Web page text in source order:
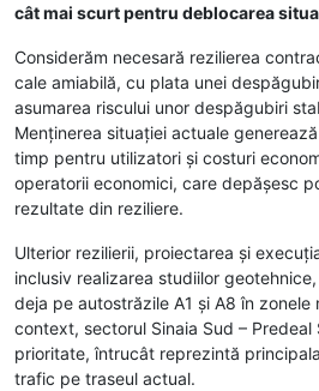
cât mai scurt pentru deblocarea
Considerăm necesară rezilierea
cale amiabilă, cu plata unei
asumarea riscului unor despăgubiri
Menținerea situației actuale
timp pentru utilizatori și costuri
operatorii economici, care depășesc
rezultate din reziliere.
Ulterior rezilierii, proiectarea și
inclusiv realizarea studiilor
deja pe autostrăzile A1 și A8 în zonele
context, sectorul Sinaia Sud –
prioritate, întrucât reprezintă
trafic pe traseul actual.